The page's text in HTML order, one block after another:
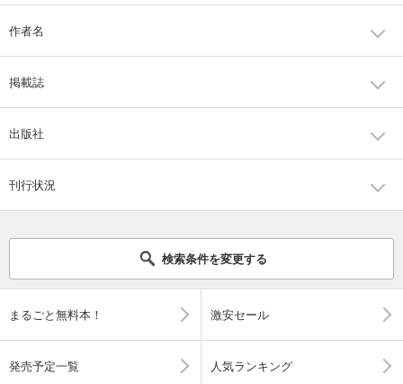
作者名
掲載誌
出版社
刊行状況
検索条件を変更する
まるごと無料本！ 激安セール
発売予定一覧 人気ランキング